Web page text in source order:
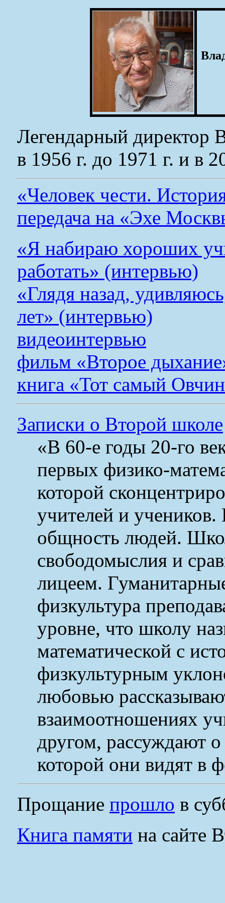
Легендарный директор
в 1956 г. до 1971 г. и в
«Человек чести.
передача на «Эхе
«Я набираю хороших
работать» (интервью)
«Глядя назад,
лет» (интервью)
видеоинтервью
фильм «Второе
книга «Тот самый
Записки о Второй школе
«В 60-е годы 20-го
первых физико-
которой
учителей и учеников.
общность людей.
свободомыслия и
лицеем.
физкультура
уровне, что школу
математической с
физкультурным
любовью
взаимоотношениях
другом, рассуждают
которой они видят в
Прощание прошло в
Книга памяти на сайте